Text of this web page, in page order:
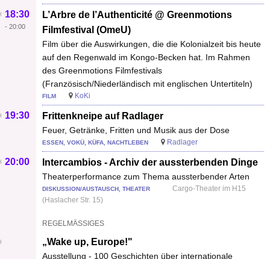
L’Arbre de l’Authenticité @ Greenmotions
Filmfestival (OmeU)
Film über die Auswirkungen, die die Kolonialzeit bis heute
auf den Regenwald im Kongo-Becken hat. Im Rahmen
des Greenmotions Filmfestivals
(Französisch/Niederländisch mit englischen Untertiteln)
18:30
- 20:00
FILM KoKi
Frittenkneipe auf Radlager
Feuer, Getränke, Fritten und Musik aus der Dose
19:30
ESSEN, VOKÜ, KÜFA, NACHTLEBEN Radlager
Intercambios - Archiv der aussterbenden Dinge
Theaterperformance zum Thema aussterbender Arten
20:00
DISKUSSION/AUSTAUSCH, THEATER
Cargo-Theater im H15
(Haslacher Str. 15)
REGELMÄSSIGES
„Wake up, Europe!"
Ausstellung - 100 Geschichten über internationale